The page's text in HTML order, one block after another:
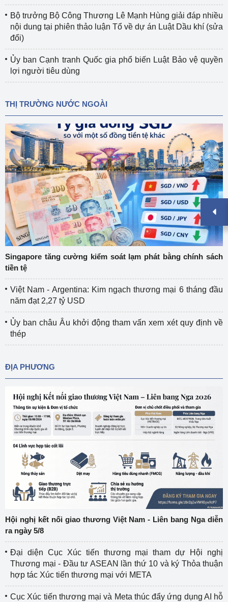
Bộ trưởng Bộ Công Thương Lê Mạnh Hùng giải đáp nhiều
nội dung tại phiên thảo luận Tổ về dự án Luật Dầu khí (sửa
đổi)
Ủy ban Cạnh tranh Quốc gia phổ biến Luật Bảo vệ quyền
lợi người tiêu dùng
THỊ TRƯỜNG NƯỚC NGOÀI
Singapore tăng cường kiểm soát lạm phát bằng chính sách
tiền tệ
Việt Nam - Argentina: Kim ngạch thương mại 6 tháng đầu
năm đạt 2,27 tỷ USD
Ủy ban châu Âu khởi động tham vấn xem xét quy định về
thép
ĐỊA PHƯƠNG
Hội nghị kết nối giao thương Việt Nam - Liên bang Nga diễn
ra ngày 5/8
Đại diện Cục Xúc tiến thương mại tham dự Hội nghị
Thương mại - Đầu tư ASEAN lần thứ 10 và ký Thỏa thuận
hợp tác Xúc tiến thương mại với META
Cục Xúc tiến thương mại và Meta thúc đẩy ứng dụng AI hỗ